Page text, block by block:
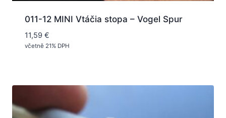
011-12 MINI Vtáčia stopa – Vogel Spur
11,59 €
včetně 21% DPH